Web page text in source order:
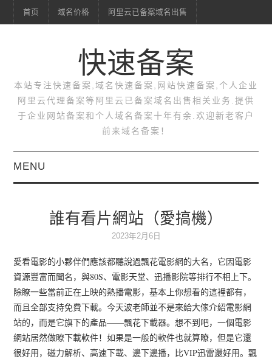
首页 域名价格 阿里云已备案域名出售
快速备案
本站专注快速备案,域名快速备案,网站快速备案,个人企业
阿里云代理备案等阿里云已备案域名出售相关业务.提供
于企业网站备案和个人域名备案十年有余.欢迎新老客户
前来域名备案！
MENU
域名价格
阿里云已备案域名出售
誰有看片網站（愛搞機）
2023年2月6日
愛看電影的小夥伴們應該都聽說過飄花電影網的大名，它因電影
資源豐富而聞名，與80S、電影天堂、迅播影院等排行不相上下。
除瞭一些當前正在上映的熱播電影，基本上你想看的這裡都有，
而且全部支持免費下載。今天波老師並不是來給大傢介紹電影網
站的，而是它旗下的產品——飄花下載器。想不到吧，一個電影
網站居然做瞭下載軟件！如果是一般的軟件也就算瞭，但是它還
很好用，磁力解析、高速下載、邊下邊播，比VIP迅雷還好用。飄